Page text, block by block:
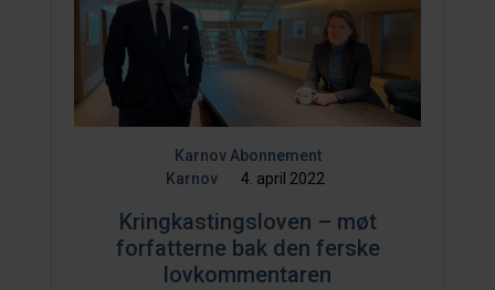
Karnov Abonnement
Karnov
4. april 2022
Kringkastingsloven – møt
forfatterne bak den ferske
lovkommentaren